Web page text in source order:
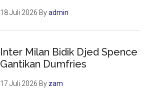
18 Juli 2026 Byadmin
Inter Milan Bidik Djed Spence
Gantikan Dumfries
17 Juli 2026 By zam